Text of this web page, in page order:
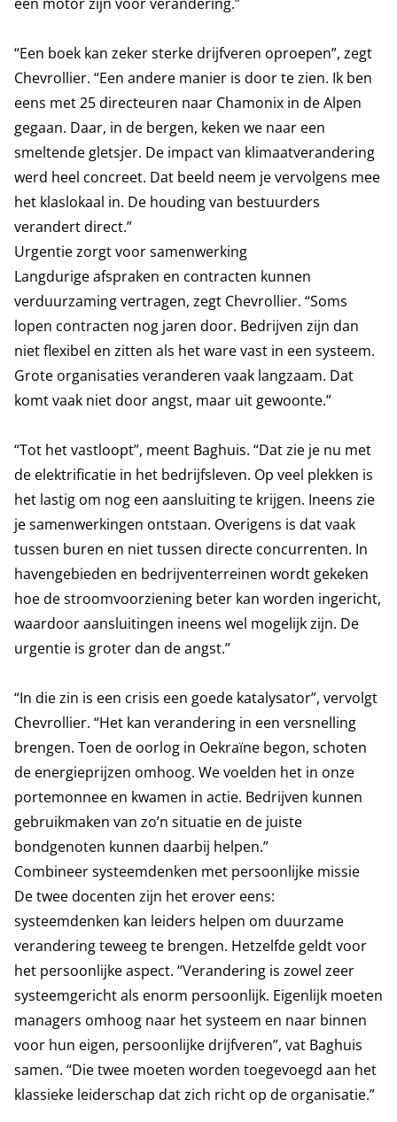
“Een boek kan zeker sterke drijfveren oproepen”, zegt
Chevrollier. “Een andere manier is door te zien. Ik ben
eens met 25 directeuren naar Chamonix in de Alpen
gegaan. Daar, in de bergen, keken we naar een
smeltende gletsjer. De impact van klimaatverandering
werd heel concreet. Dat beeld neem je vervolgens mee
het klaslokaal in. De houding van bestuurders
verandert direct.”
Urgentie zorgt voor samenwerking
Langdurige afspraken en contracten kunnen
verduurzaming vertragen, zegt Chevrollier. “Soms
lopen contracten nog jaren door. Bedrijven zijn dan
niet flexibel en zitten als het ware vast in een systeem.
Grote organisaties veranderen vaak langzaam. Dat
komt vaak niet door angst, maar uit gewoonte.”
“Tot het vastloopt”, meent Baghuis. “Dat zie je nu met
de elektrificatie in het bedrijfsleven. Op veel plekken is
het lastig om nog een aansluiting te krijgen. Ineens zie
je samenwerkingen ontstaan. Overigens is dat vaak
tussen buren en niet tussen directe concurrenten. In
havengebieden en bedrijventerreinen wordt gekeken
hoe de stroomvoorziening beter kan worden ingericht,
waardoor aansluitingen ineens wel mogelijk zijn. De
urgentie is groter dan de angst.”
“In die zin is een crisis een goede katalysator”, vervolgt
Chevrollier. “Het kan verandering in een versnelling
brengen. Toen de oorlog in Oekraïne begon, schoten
de energieprijzen omhoog. We voelden het in onze
portemonnee en kwamen in actie. Bedrijven kunnen
gebruikmaken van zo’n situatie en de juiste
bondgenoten kunnen daarbij helpen.”
Combineer systeemdenken met persoonlijke missie
De twee docenten zijn het erover eens:
systeemdenken kan leiders helpen om duurzame
verandering teweeg te brengen. Hetzelfde geldt voor
het persoonlijke aspect. “Verandering is zowel zeer
systeemgericht als enorm persoonlijk. Eigenlijk moeten
managers omhoog naar het systeem en naar binnen
voor hun eigen, persoonlijke drijfveren”, vat Baghuis
samen. “Die twee moeten worden toegevoegd aan het
klassieke leiderschap dat zich richt op de organisatie.”